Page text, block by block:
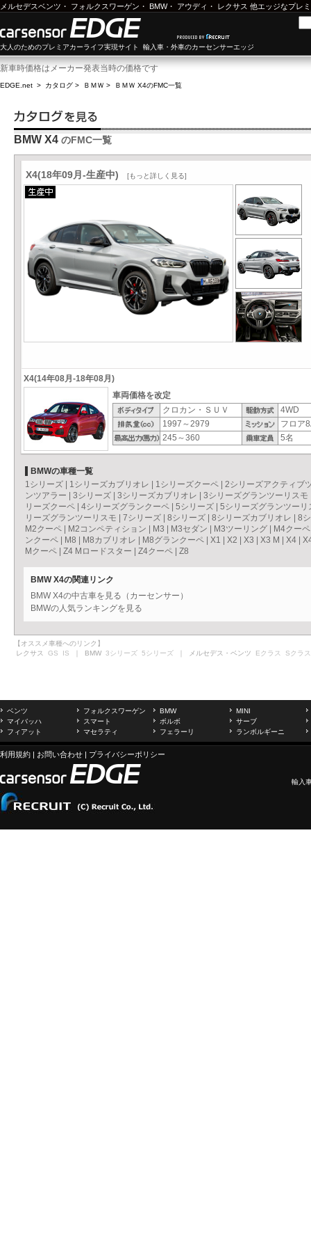
メルセデスベンツ ・ フォルクスワーゲン ・ BMW・ アウディ ・ レクサス 他エッジなプレ
大人のためのプレミアカーライフ実現サイト 輸入車・外車のカーセンサーエッジ
新車時価格はメーカー発表当時の価格です
EDGE.net > カタログ > ＢＭＷ > ＢＭＷ X4のFMC一覧
BMW X4 のFMC一覧
X4(18年09月-生産中) [もっと詳しく見る]
X4(14年08月-18年08月)
車両価格を改定
クロカン・ＳＵＶ
4WD
1997～2979
フロア
245～360
5名
BMWの車種一覧
1シリーズ
1シリーズカブリオレ 1シリーズクーペ
2シリーズアクティブ
ンツアラー
3シリーズ 3シリーズカブリオレ 3シリーズグランツーリスモ
リーズクーペ
4シリーズグランクーペ 5シリーズ
5シリーズグランツーリ
リーズグランツーリスモ
7シリーズ 8シリーズ 8シリーズカブリオレ
8
M2クーペ
M2コンペティション M3 M3セダン M3ツーリング M4クーペ
ンクーペ
M8 M8カブリオレ M8グランクーペ X1 X2 X3 X3 M X4
Mクーペ
Z4 Mロードスター Z4クーペ Z8
BMW X4の関連リンク
BMW X4の中古車を見る（カーセンサー）
BMWの人気ランキングを見る
【オススメ車種へのリンク】
レクサス GS IS ｜ BMW 3シリーズ 5シリーズ ｜ メルセデス・ベンツ Eクラス Sクラス
ベンツ フォルクスワーゲン BMW
MINI
マイバッハ
スマート ボルボ
サーブ
フィアット
マセラティ フェラーリ ランボルギーニ
利用規約 | お問い合わせ | プライバシーポリシー
輸入